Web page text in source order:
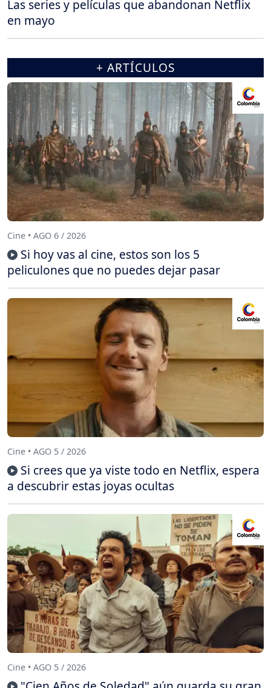
Las series y películas que abandonan Netflix
en mayo
+ ARTÍCULOS
Cine • AGO 6 / 2026
Si hoy vas al cine, estos son los 5
peliculones que no puedes dejar pasar
Cine • AGO 5 / 2026
Si crees que ya viste todo en Netflix, espera
a descubrir estas joyas ocultas
Cine • AGO 5 / 2026